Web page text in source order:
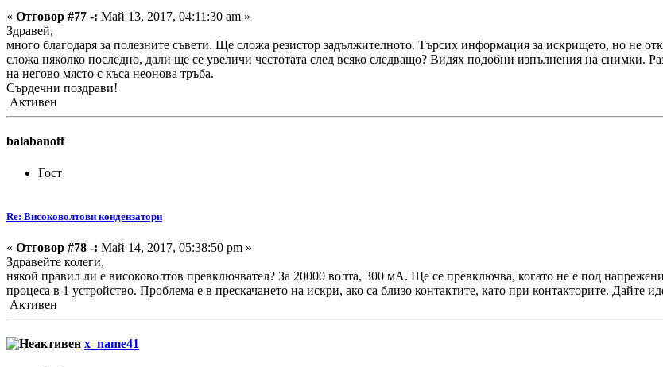
« Отговор #77 -: Май 13, 2017, 04:11:30 am »
Здравей,
много благодаря за полезните съвети. Ще сложа резистор задължителното. Търсих информация за искрището, но не
сложа няколко последно, дали ще се увеличи честотата след всяко следващо? Видях подобни изпълнения на снимки.
на негово място с къса неонова тръба.
Сърдечни поздрави!
Активен
balabanoff
Гост
Re: Високоволтови кондензатори
« Отговор #78 -: Май 14, 2017, 05:38:50 pm »
Здравейте колеги,
някой правил ли е високоволтов превключвател? За 20000 волта, 300 мА. Ще се превключва, когато не е под
процеса в 1 устройство. Проблема е в прескачането на искри, ако са близо контактите, като при контакторите. Дайте
Активен
x_name41